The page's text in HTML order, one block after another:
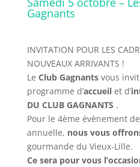
Gagnants
INVITATION POUR LES
NOUVEAUX ARRIVANTS !
Le Club Gagnantsvous
programme d’accueilet d’
DU CLUB GAGNANTS .
Pour le 4ème évènement
annuelle, nous vous
gourmande du Vieux-Lille.
Ce sera pour vous